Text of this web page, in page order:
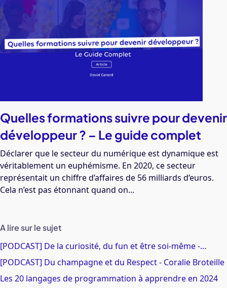
Quelles formations suivre pour devenir
développeur ? – Le guide complet
Déclarer que le secteur du numérique est dynamique est
véritablement un euphémisme. En 2020, ce secteur
représentait un chiffre d’affaires de 56 milliards d’euros.
Cela n’est pas étonnant quand on...
A lire sur le sujet
[PODCAST] De la curiosité, du fun et être soi-même -…
[PODCAST] Du champagne et du Respect - Coralie Broteille
Les 20 langages de programmation à apprendre en 2024